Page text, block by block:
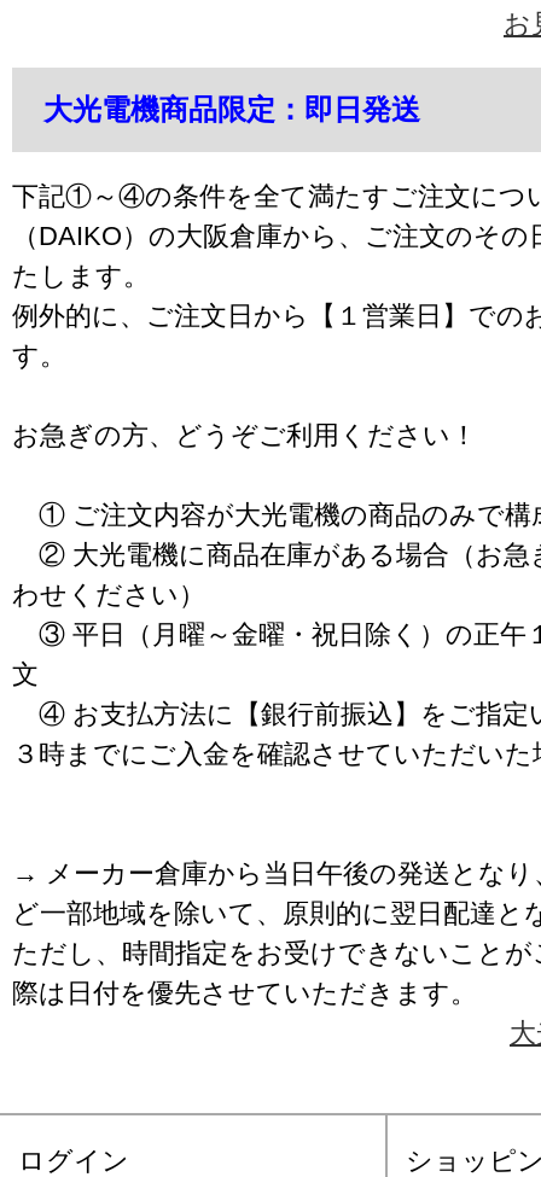
お
大光電機商品限定：即日発送
下記①～④の条件を全て満たすご注文につ
（DAIKO）の大阪倉庫から、ご注文のそ
たします。
例外的に、ご注文日から【１営業日】での
す。
お急ぎの方、どうぞご利用ください！
① ご注文内容が大光電機の商品のみで構
② 大光電機に商品在庫がある場合（お急
わせください）
③ 平日（月曜～金曜・祝日除く）の正午
文
④ お支払方法に【銀行前振込】をご指定
３時までにご入金を確認させていただいた
→ メーカー倉庫から当日午後の発送となり
ど一部地域を除いて、原則的に翌日配達と
ただし、時間指定をお受けできないこと
際は日付を優先させていただきます。
ログイン ショッピ